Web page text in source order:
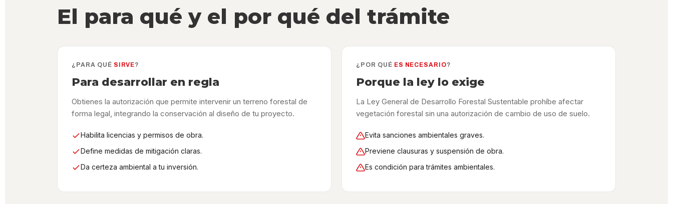
El para qué y el por qué del trámite
¿PARA QUÉ SIRVE?
Para desarrollar en regla
Obtienes la autorización que permite intervenir un terreno forestal de
forma legal, integrando la conservación al diseño de tu proyecto.
Habilita licencias y permisos de obra.
Define medidas de mitigación claras.
Da certeza ambiental a tu inversión.
¿POR QUÉ ES NECESARIO?
Porque la ley lo exige
La Ley General de Desarrollo Forestal Sustentable prohíbe afectar
vegetación forestal sin una autorización de cambio de uso de suelo.
Evita sanciones ambientales graves.
Previene clausuras y suspensión de obra.
Es condición para trámites ambientales.